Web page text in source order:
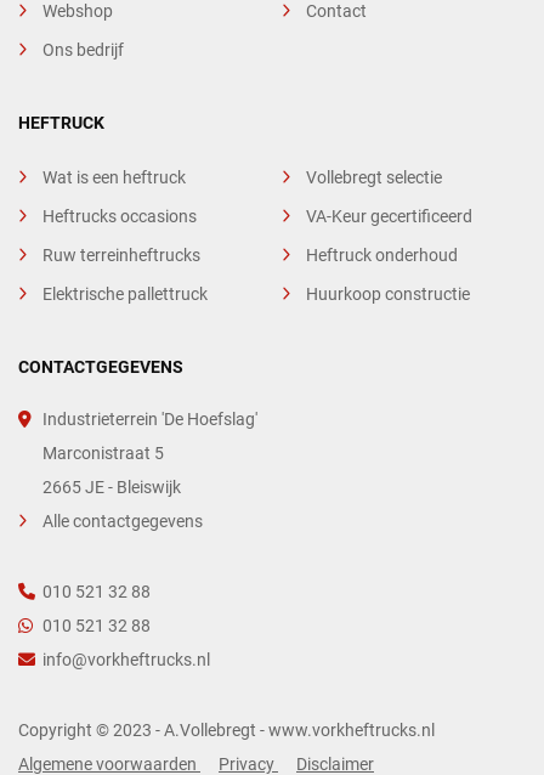
Webshop
Ons bedrijf
Contact
HEFTRUCK
Wat is een heftruck
Heftrucks occasions
Ruw terreinheftrucks
Elektrische pallettruck
Vollebregt selectie
VA-Keur gecertificeerd
Heftruck onderhoud
Huurkoop constructie
CONTACTGEGEVENS
Industrieterrein 'De Hoefslag'
Marconistraat 5
2665 JE - Bleiswijk
Alle contactgegevens
010 521 32 88
010 521 32 88
info@vorkheftrucks.nl
Copyright © 2023 - A.Vollebregt - www.vorkheftrucks.nl
Algemene voorwaarden
Privacy Disclaimer